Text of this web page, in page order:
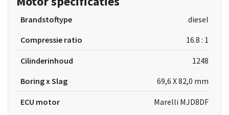
Brandstoftype
diesel
Compressie ratio
16.8 : 1
Cilinderinhoud
1248
Boring x Slag
69,6 X 82,0 mm
ECU motor
Marelli MJD8DF